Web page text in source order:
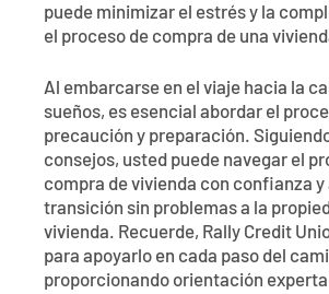
puede minimizar el estrés y la
el proceso de compra de una
Al embarcarse en el viaje hacia la
sueños, es esencial abordar el
precaución y preparación.
consejos, usted puede navegar el
compra de vivienda con confianza y
transición sin problemas a la
vivienda. Recuerde, Rally Credit
para apoyarlo en cada paso del
proporcionando orientación